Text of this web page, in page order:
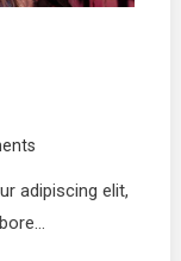
adipiscing elit,